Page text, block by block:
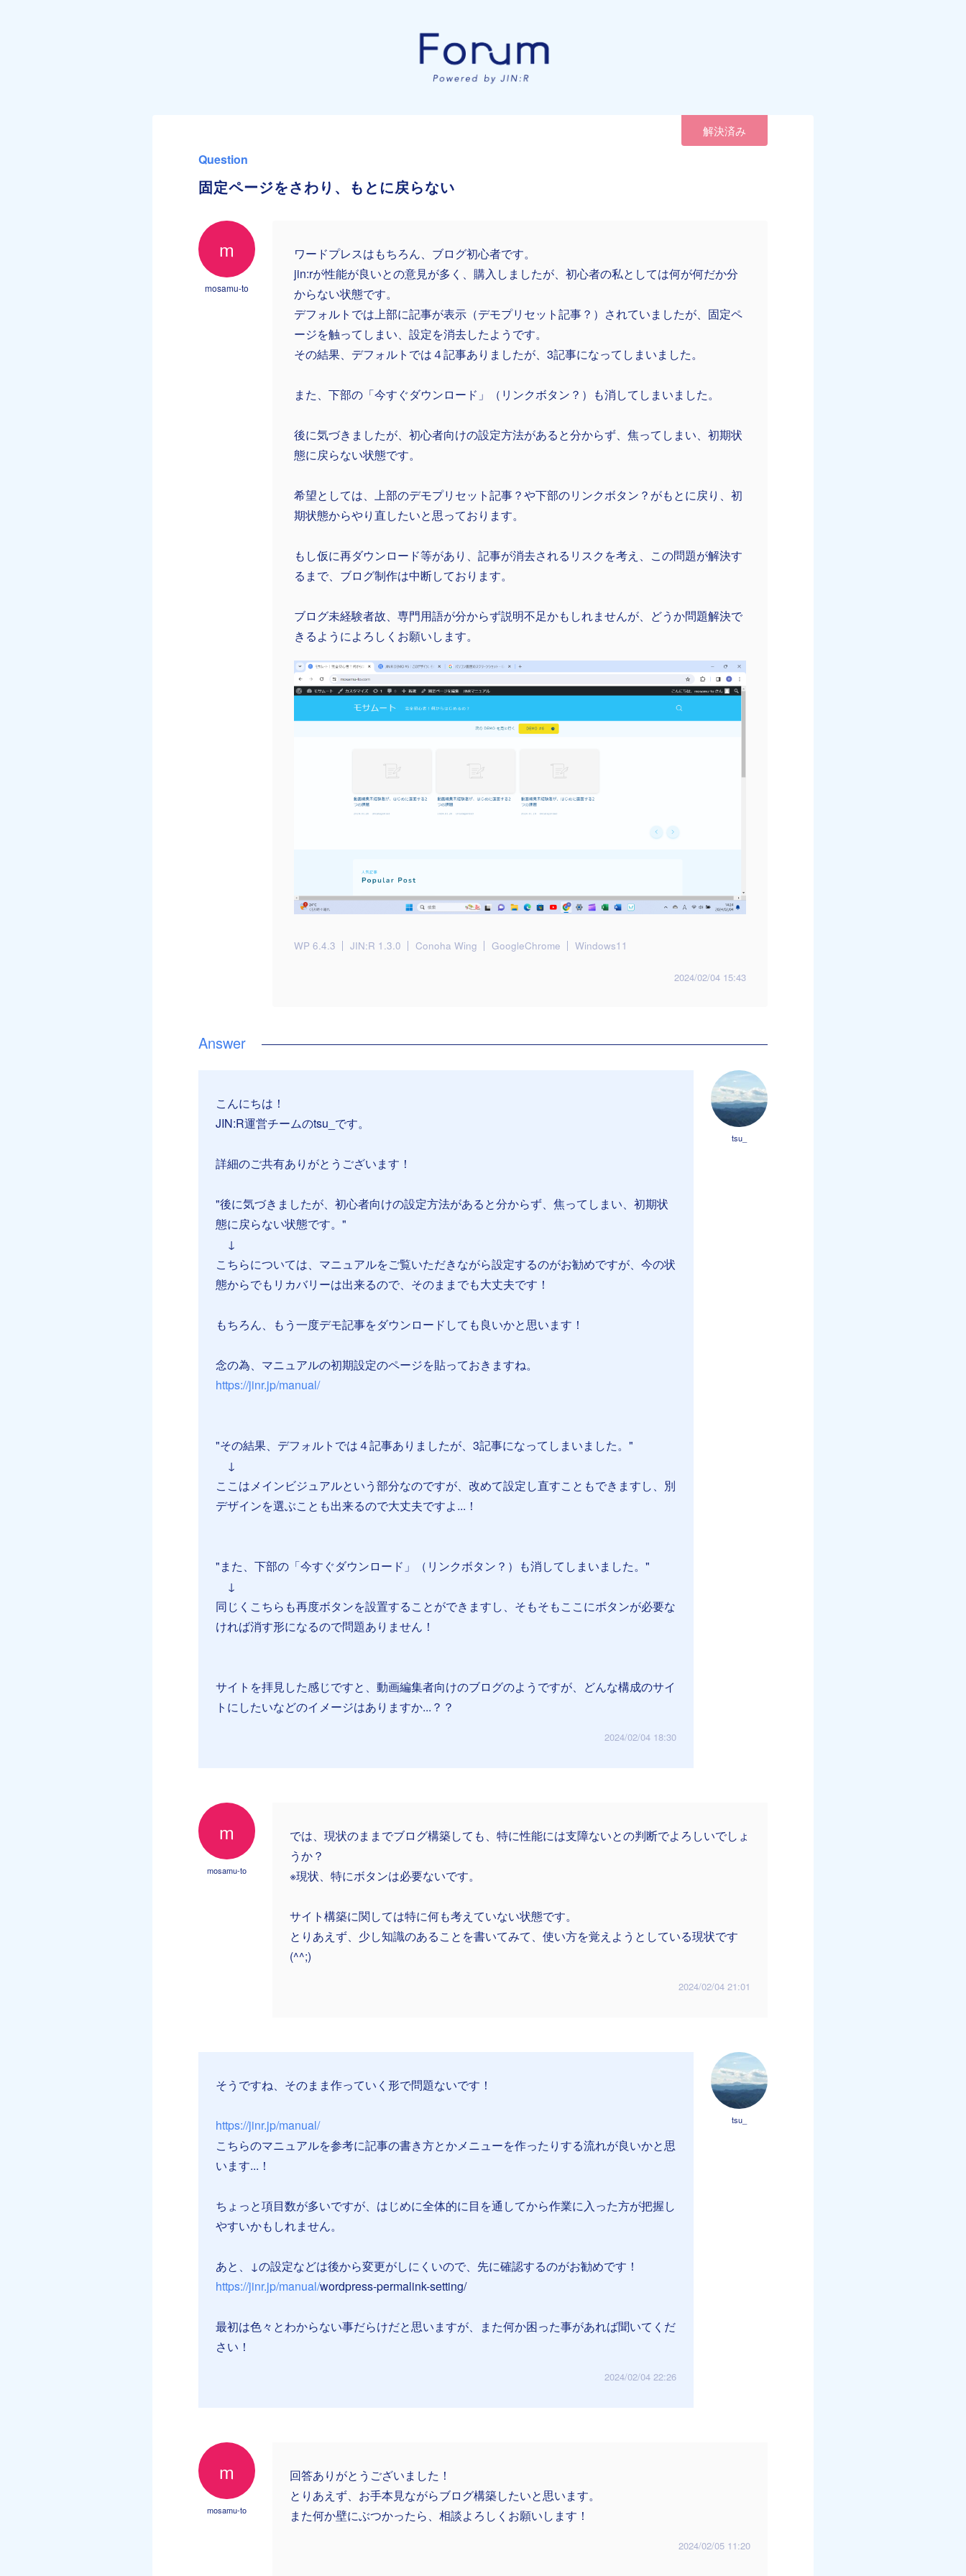
解決済み
Question
固定ページをさわり、もとに戻らない
m
mosamu-to
ワードプレスはもちろん、ブログ初心者です。
jin:rが性能が良いとの意見が多く、購入しましたが、初心者の私としては何が何だか分
からない状態です。
デフォルトでは上部に記事が表示（デモプリセット記事？）されていましたが、固定ペ
ージを触ってしまい、設定を消去したようです。
その結果、デフォルトでは４記事ありましたが、3記事になってしまいました。
また、下部の「今すぐダウンロード」（リンクボタン？）も消してしまいました。
後に気づきましたが、初心者向けの設定方法があると分からず、焦ってしまい、初期状
態に戻らない状態です。
希望としては、上部のデモプリセット記事？や下部のリンクボタン？がもとに戻り、初
期状態からやり直したいと思っております。
もし仮に再ダウンロード等があり、記事が消去されるリスクを考え、この問題が解決す
るまで、ブログ制作は中断しております。
ブログ未経験者故、専門用語が分からず説明不足かもしれませんが、どうか問題解決で
きるようによろしくお願いします。
WP 6.4.3 JIN:R 1.3.0 Conoha Wing GoogleChrome Windows11
2024/02/04 15:43
tsu_
こんにちは！
JIN:R運営チームのtsu_です。
詳細のご共有ありがとうございます！
"後に気づきましたが、初心者向けの設定方法があると分からず、焦ってしまい、初期状
態に戻らない状態です。"
↓
こちらについては、マニュアルをご覧いただきながら設定するのがお勧めですが、今の状
態からでもリカバリーは出来るので、そのままでも大丈夫です！
もちろん、もう一度デモ記事をダウンロードしても良いかと思います！
念の為、マニュアルの初期設定のページを貼っておきますね。
https://jinr.jp/manual/
"その結果、デフォルトでは４記事ありましたが、3記事になってしまいました。"
↓
ここはメインビジュアルという部分なのですが、改めて設定し直すこともできますし、別
デザインを選ぶことも出来るので大丈夫ですよ...！
"また、下部の「今すぐダウンロード」（リンクボタン？）も消してしまいました。"
↓
同じくこちらも再度ボタンを設置することができますし、そもそもここにボタンが必要な
ければ消す形になるので問題ありません！
サイトを拝見した感じですと、動画編集者向けのブログのようですが、どんな構成のサイ
トにしたいなどのイメージはありますか...？？
2024/02/04 18:30
m
mosamu-to
では、現状のままでブログ構築しても、特に性能には支障ないとの判断でよろしいでしょ
うか？
※現状、特にボタンは必要ないです。
サイト構築に関しては特に何も考えていない状態です。
とりあえず、少し知識のあることを書いてみて、使い方を覚えようとしている現状です
(^^;)
2024/02/04 21:01
tsu_
そうですね、そのまま作っていく形で問題ないです！
https://jinr.jp/manual/
こちらのマニュアルを参考に記事の書き方とかメニューを作ったりする流れが良いかと思
います...！
ちょっと項目数が多いですが、はじめに全体的に目を通してから作業に入った方が把握し
やすいかもしれません。
あと、↓の設定などは後から変更がしにくいので、先に確認するのがお勧めです！
https://jinr.jp/manual/wordpress-permalink-setting/
最初は色々とわからない事だらけだと思いますが、また何か困った事があれば聞いてくだ
さい！
2024/02/04 22:26
m
mosamu-to
回答ありがとうございました！
とりあえず、お手本見ながらブログ構築したいと思います。
また何か壁にぶつかったら、相談よろしくお願いします！
2024/02/05 11:20